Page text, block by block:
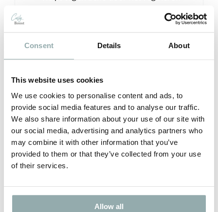
Consent Details About
This website uses cookies
We use cookies to personalise content and ads, to
provide social media features and to analyse our traffic.
We also share information about your use of our site with
our social media, advertising and analytics partners who
may combine it with other information that you’ve
provided to them or that they’ve collected from your use
of their services.
Allow all
Rustgevend voor een onrustige huid
dankzij het gladde weefsel
Dit alles betekent minder gehaast in de
is.
Een scala aan kleuren:Satijnen
kussenslopen zijn verkrijgbaar in een breed
scala aan kleuren. Maak de look van je
slaapkamer compleet met soepele,
glanzende kussenslopen. Of je nu kiest voor
klassiek wit of een opvallende kleur zoals
paars, er is altijd een satijnen kussensloop
die bij jouw stijl past.